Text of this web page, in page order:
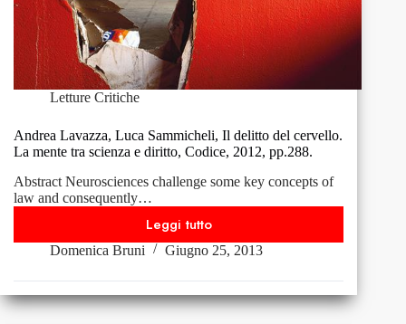
Letture Critiche
Andrea Lavazza, Luca Sammicheli, Il delitto del cervello.
La mente tra scienza e diritto, Codice, 2012, pp.288.
Abstract Neurosciences challenge some key concepts of
law and consequently…
Leggi tutto
Andrea
Lavazza,
Sammicheli,
Il
Domenica Bruni Giugno 25, 2013